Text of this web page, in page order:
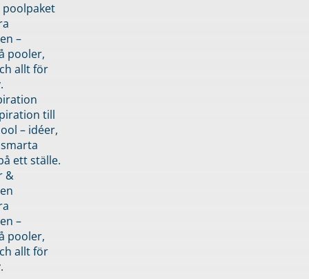
–
pooler,
allt för
till
– idéer,
ett ställe.
&
–
pooler,
allt för